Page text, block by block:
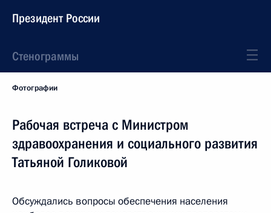
Президент России
Стенограммы
Фотографии
Рабочая встреча с Министром
здравоохранения и социального развития
Татьяной Голиковой
Обсуждались вопросы обеспечения населения